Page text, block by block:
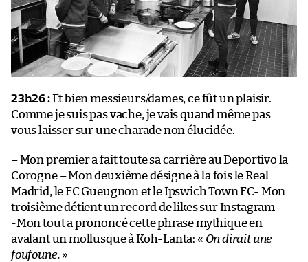
23h26 :Et bien messieurs/dames, ce fût un plaisir.
Comme je suis pas vache, je vais quand même pas
vous laisser sur une charade non élucidée.
– Mon premier a fait toute sa carrière au Deportivo la
Corogne – Mon deuxième désigne à la fois le Real
Madrid, le FC Gueugnon et le Ipswich Town FC- Mon
troisième détient un record de likes sur Instagram
-Mon tout a prononcé cette phrase mythique en
avalant un mollusque à Koh-Lanta: « On dirait une
foufoune. »